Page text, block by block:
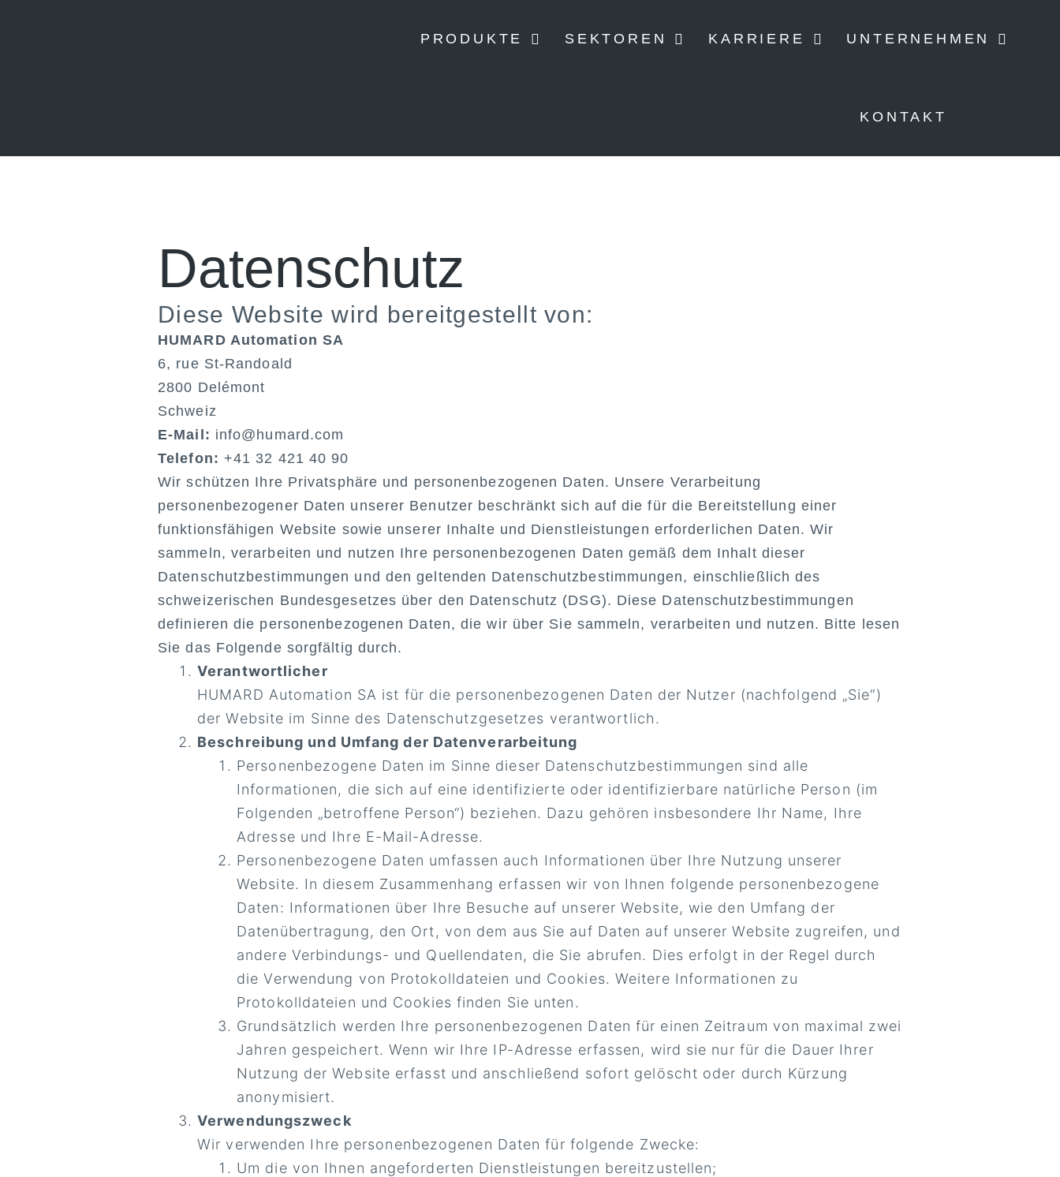
PRODUKTE SEKTOREN KARRIERE UNTERNEHMEN
KONTAKT
Datenschutz
Diese Website wird bereitgestellt von:
HUMARD Automation SA
6, rue St-Randoald
2800 Delémont
Schweiz
E-Mail: info@humard.com
Telefon: +41 32 421 40 90
Wir schützen Ihre Privatsphäre und personenbezogenen Daten. Unsere Verarbeitung
personenbezogener Daten unserer Benutzer beschränkt sich auf die für die Bereitstellung einer
funktionsfähigen Website sowie unserer Inhalte und Dienstleistungen erforderlichen Daten. Wir
sammeln, verarbeiten und nutzen Ihre personenbezogenen Daten gemäß dem Inhalt dieser
Datenschutzbestimmungen und den geltenden Datenschutzbestimmungen, einschließlich des
schweizerischen Bundesgesetzes über den Datenschutz (DSG). Diese Datenschutzbestimmungen
definieren die personenbezogenen Daten, die wir über Sie sammeln, verarbeiten und nutzen. Bitte lesen
Sie das Folgende sorgfältig durch.
Verantwortlicher
HUMARD Automation SA ist für die personenbezogenen Daten der Nutzer (nachfolgend „Sie“)
der Website im Sinne des Datenschutzgesetzes verantwortlich.
Beschreibung und Umfang der Datenverarbeitung
Personenbezogene Daten im Sinne dieser Datenschutzbestimmungen sind alle
Informationen, die sich auf eine identifizierte oder identifizierbare natürliche Person (im
Folgenden „betroffene Person“) beziehen. Dazu gehören insbesondere Ihr Name, Ihre
Adresse und Ihre E-Mail-Adresse.
Personenbezogene Daten umfassen auch Informationen über Ihre Nutzung unserer
Website. In diesem Zusammenhang erfassen wir von Ihnen folgende personenbezogene
Daten: Informationen über Ihre Besuche auf unserer Website, wie den Umfang der
Datenübertragung, den Ort, von dem aus Sie auf Daten auf unserer Website zugreifen, und
andere Verbindungs- und Quellendaten, die Sie abrufen. Dies erfolgt in der Regel durch
die Verwendung von Protokolldateien und Cookies. Weitere Informationen zu
Protokolldateien und Cookies finden Sie unten.
Grundsätzlich werden Ihre personenbezogenen Daten für einen Zeitraum von maximal zwei
Jahren gespeichert. Wenn wir Ihre IP-Adresse erfassen, wird sie nur für die Dauer Ihrer
Nutzung der Website erfasst und anschließend sofort gelöscht oder durch Kürzung
anonymisiert.
Verwendungszweck
Wir verwenden Ihre personenbezogenen Daten für folgende Zwecke:
Um die von Ihnen angeforderten Dienstleistungen bereitzustellen;